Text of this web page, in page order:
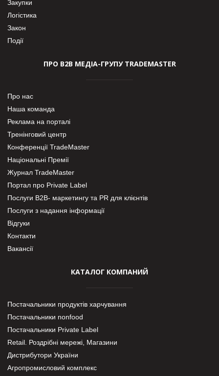
Закупки
Логістика
Закон
Події
ПРО В2В МЕДІА-ГРУПУ TRADEMASTER
Про нас
Наша команда
Реклама на порталі
Тренінговий центр
Конференції TradeMaster
Національні Премії
Журнал TradeMaster
Портал про Private Label
Послуги В2В- маркетингу та PR для клієнтів
Послуги з надання інформації
Відгуки
Контакти
Вакансії
КАТАЛОГ КОМПАНИЙ
Постачальники продуктів харчування
Постачальники nonfood
Постачальники Private Label
Retail. Роздрібні мережі, Магазини
Дистрибутори України
Агропромисловий комплекс